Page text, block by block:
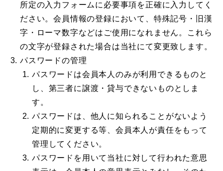
所定の入力フォームに必要事項を正確に入力してく
ださい。会員情報の登録において、特殊記号・旧漢
字・ローマ数字などはご使用になれません。これら
の文字が登録された場合は当社にて変更致します。
パスワードの管理
パスワードは会員本人のみが利用できるものと
し、第三者に譲渡・貸与できないものとしま
す。
パスワードは、他人に知られることがないよう
定期的に変更する等、会員本人が責任をもって
管理してください。
パスワードを用いて当社に対して行われた意思